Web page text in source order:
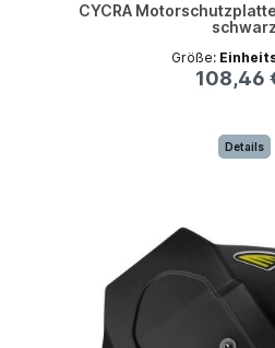
CYCRA
schwarz
Größe:
108,46
Details